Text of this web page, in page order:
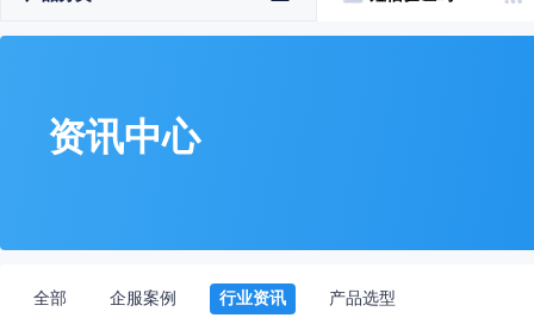
资讯中心
全部 企服案例 行业资讯 产品选型